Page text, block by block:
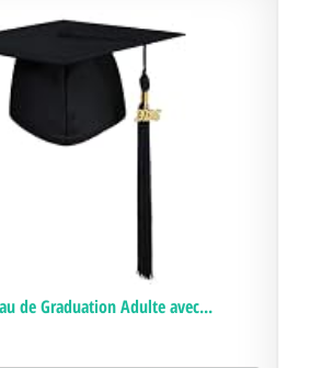
de Graduation Adulte avec...